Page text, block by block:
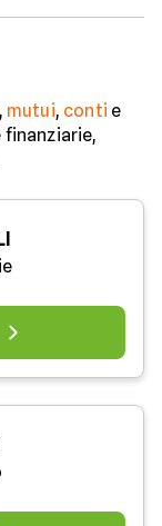
, mutui, conti e
finanziarie,